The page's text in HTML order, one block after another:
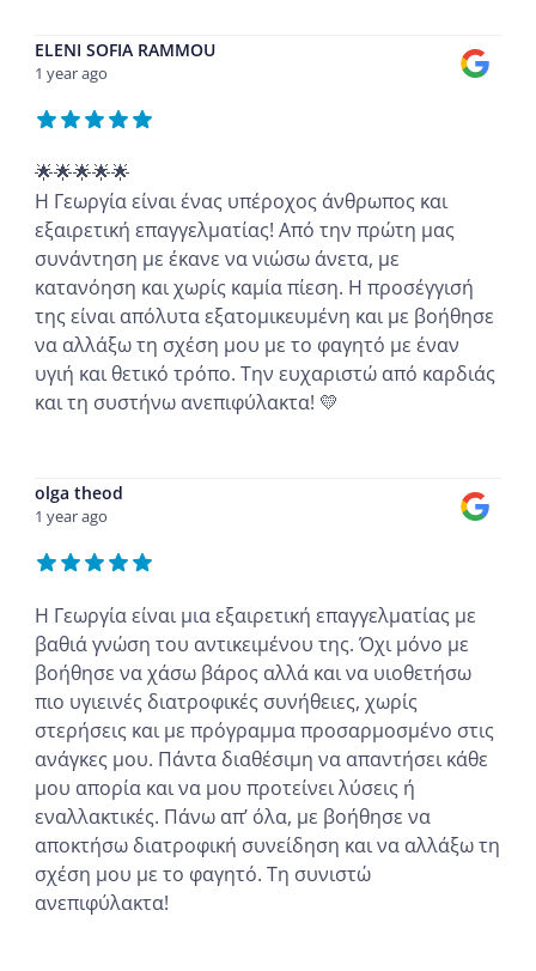
ELENI SOFIA RAMMOU
1 year ago
🌟🌟🌟🌟🌟
Η Γεωργία είναι ένας υπέροχος άνθρωπος και
εξαιρετική επαγγελματίας! Από την πρώτη μας
συνάντηση με έκανε να νιώσω άνετα, με
κατανόηση και χωρίς καμία πίεση. Η προσέγγισή
της είναι απόλυτα εξατομικευμένη και με βοήθησε
να αλλάξω τη σχέση μου με το φαγητό με έναν
υγιή και θετικό τρόπο. Την ευχαριστώ από καρδιάς
και τη συστήνω ανεπιφύλακτα! 💛
olga theod
1 year ago
Η Γεωργία είναι μια εξαιρετική επαγγελματίας με
βαθιά γνώση του αντικειμένου της. Όχι μόνο με
βοήθησε να χάσω βάρος αλλά και να υιοθετήσω
πιο υγιεινές διατροφικές συνήθειες, χωρίς
στερήσεις και με πρόγραμμα προσαρμοσμένο στις
ανάγκες μου. Πάντα διαθέσιμη να απαντήσει κάθε
μου απορία και να μου προτείνει λύσεις ή
εναλλακτικές. Πάνω απ’ όλα, με βοήθησε να
αποκτήσω διατροφική συνείδηση και να αλλάξω τη
σχέση μου με το φαγητό. Τη συνιστώ
ανεπιφύλακτα!